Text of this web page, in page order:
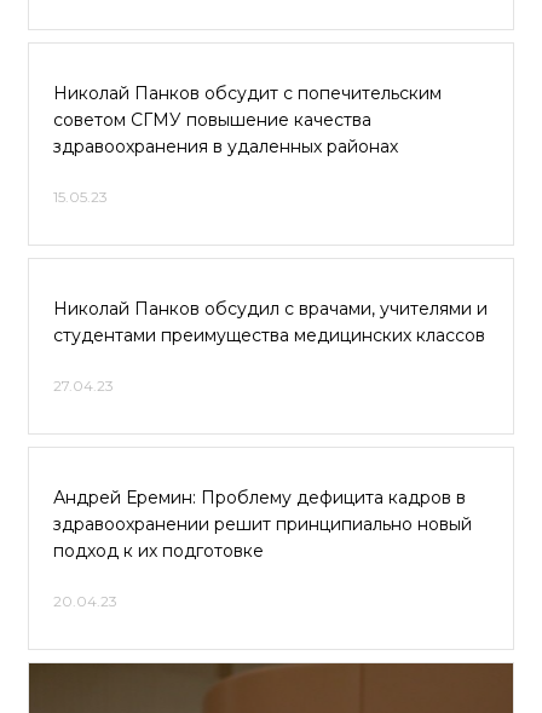
Николай Панков обсудит с попечительским
советом СГМУ повышение качества
здравоохранения в удаленных районах
15.05.23
Николай Панков обсудил с врачами, учителями и
студентами преимущества медицинских классов
27.04.23
Андрей Еремин: Проблему дефицита кадров в
здравоохранении решит принципиально новый
подход к их подготовке
20.04.23